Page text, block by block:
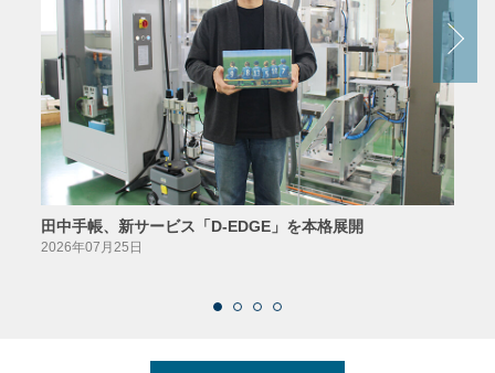
田中手帳、新サービス「D-EDGE」を本格展開
2026年07月25日